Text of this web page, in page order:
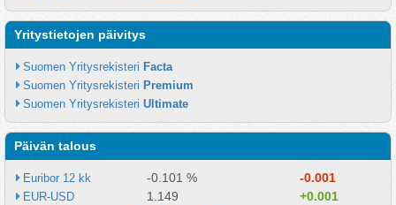
Yritystietojen päivitys
Suomen Yritysrekisteri Facta
Suomen Yritysrekisteri Premium
Suomen Yritysrekisteri Ultimate
Päivän talous
Euribor 12 kk -0.101 % -0.001
EUR-USD 1.149 +0.001